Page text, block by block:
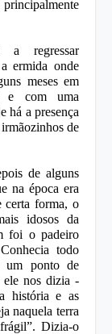
regressar
ermida onde
meses em
e com uma
há a presença
de
de alguns
na época era
certa forma, o
idosos da
foi o padeiro
todo
um ponto de
ele nos dizia -
história e as
naquela terra
frágil”. Dizia-o